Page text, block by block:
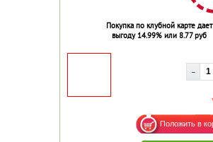
Покупка по клубной карте дает
выгоду 14.99% или 8.77 руб